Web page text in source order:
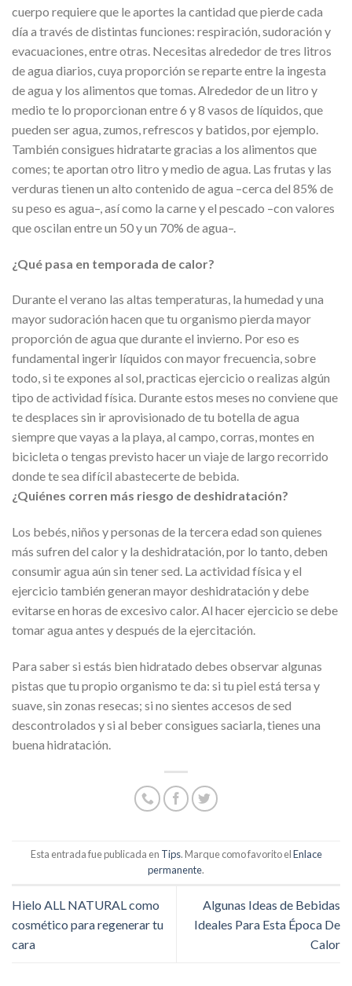
cuerpo requiere que le aportes la cantidad que pierde cada
día a través de distintas funciones: respiración, sudoración y
evacuaciones, entre otras. Necesitas alrededor de tres litros
de agua diarios, cuya proporción se reparte entre la ingesta
de agua y los alimentos que tomas. Alrededor de un litro y
medio te lo proporcionan entre 6 y 8 vasos de líquidos, que
pueden ser agua, zumos, refrescos y batidos, por ejemplo.
También consigues hidratarte gracias a los alimentos que
comes; te aportan otro litro y medio de agua. Las frutas y las
verduras tienen un alto contenido de agua –cerca del 85% de
su peso es agua–, así como la carne y el pescado –con valores
que oscilan entre un 50 y un 70% de agua–.
¿Qué pasa en temporada de calor?
Durante el verano las altas temperaturas, la humedad y una
mayor sudoración hacen que tu organismo pierda mayor
proporción de agua que durante el invierno. Por eso es
fundamental ingerir líquidos con mayor frecuencia, sobre
todo, si te expones al sol, practicas ejercicio o realizas algún
tipo de actividad física. Durante estos meses no conviene que
te desplaces sin ir aprovisionado de tu botella de agua
siempre que vayas a la playa, al campo, corras, montes en
bicicleta o tengas previsto hacer un viaje de largo recorrido
donde te sea difícil abastecerte de bebida.
¿Quiénes corren más riesgo de deshidratación?
Los bebés, niños y personas de la tercera edad son quienes
más sufren del calor y la deshidratación, por lo tanto, deben
consumir agua aún sin tener sed. La actividad física y el
ejercicio también generan mayor deshidratación y debe
evitarse en horas de excesivo calor. Al hacer ejercicio se debe
tomar agua antes y después de la ejercitación.
Para saber si estás bien hidratado debes observar algunas
pistas que tu propio organismo te da: si tu piel está tersa y
suave, sin zonas resecas; si no sientes accesos de sed
descontrolados y si al beber consigues saciarla, tienes una
buena hidratación.
Esta entrada fue publicada en Tips. Marque como favorito elEnlace
permanente.
Hielo ALL NATURAL como
cosmético para regenerar tu
cara
Algunas Ideas de Bebidas
Ideales Para Esta Época De
Calor